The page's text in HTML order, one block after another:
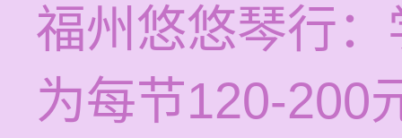
福州悠悠琴行
为每节120-200